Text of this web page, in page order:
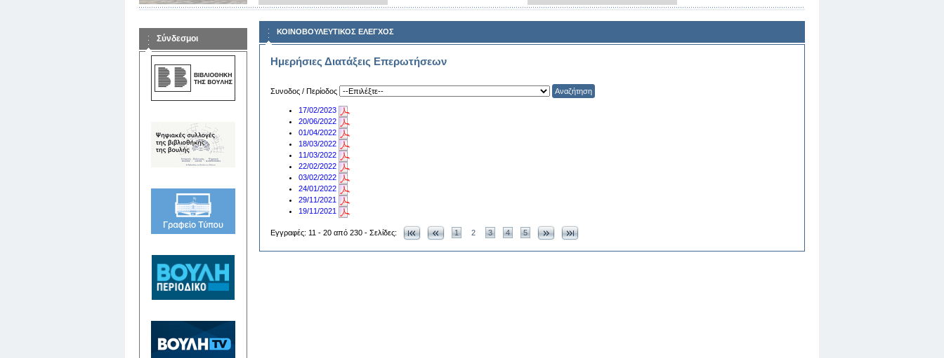
Σύνδεσμοι
ΚΟΙΝΟΒΟΥΛΕΥΤΙΚΟΣ ΕΛΕΓΧΟΣ
Ημερήσιες Διατάξεις Επερωτήσεων
Συνοδος / Περίοδος
17/02/2023
20/06/2022
01/04/2022
18/03/2022
11/03/2022
22/02/2022
03/02/2022
24/01/2022
29/11/2021
19/11/2021
Εγγραφές: 11 - 20 από 230 - Σελίδες: 1 2 3 4 5